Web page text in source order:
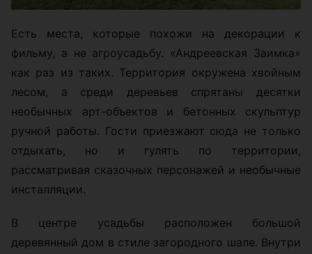
Есть места, которые похожи на декорации к
фильму, а не агроусадьбу. «Андреевская Заимка»
как раз из таких. Территория окружена хвойным
лесом, а среди деревьев спрятаны десятки
необычных арт-объектов и бетонных скульптур
ручной работы. Гости приезжают сюда не только
отдыхать, но и гулять по территории,
рассматривая сказочных персонажей и необычные
инсталляции.
В центре усадьбы расположен большой
деревянный дом в стиле загородного шале. Внутри